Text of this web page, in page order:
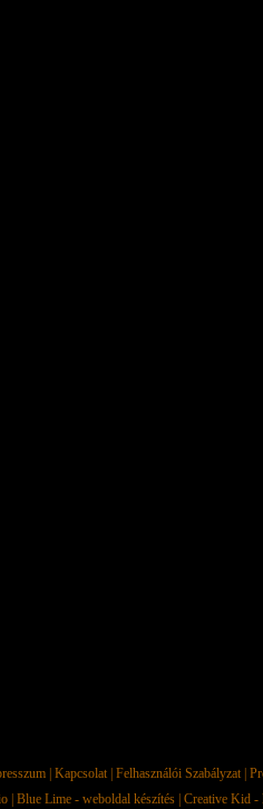
| Kapcsolat| Felhasználói Szabályzat|
| Blue Lime - weboldal készítés| Creative Kid -